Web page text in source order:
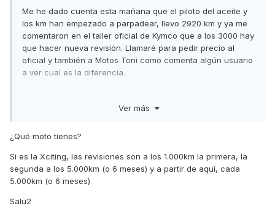
Me he dado cuenta esta mañana que el piloto del aceite y
los km han empezado a parpadear, llevo 2920 km y ya me
comentaron en el taller oficial de Kymco que a los 3000 hay
que hacer nueva revisión. Llamaré para pedir precio al
oficial y también a Motos Toni como comenta algún usuario
a ver cual es la diferencia.
Ver más
¿Qué moto tienes?
Si es la Xciting, las revisiones son a los 1.000km la primera, la
segunda a los 5.000km (o 6 meses) y a partir de aquí, cada
5.000km (o 6 meses)
Salu2